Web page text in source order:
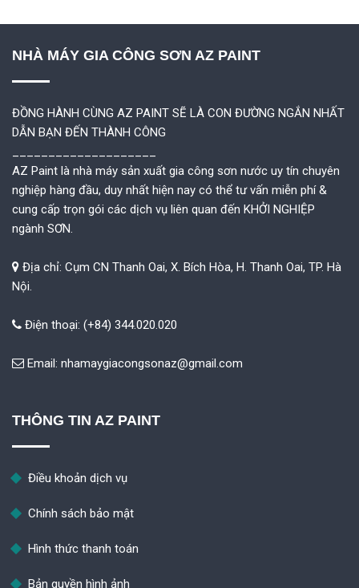
NHÀ MÁY GIA CÔNG SƠN AZ PAINT
ĐỒNG HÀNH CÙNG AZ PAINT SẼ LÀ CON ĐƯỜNG NGẮN NHẤT
DẪN BẠN ĐẾN THÀNH CÔNG
AZ Paint là nhà máy sản xuất gia công sơn nước uy tín chuyên
nghiệp hàng đầu, duy nhất hiện nay có thể tư vấn miễn phí &
cung cấp trọn gói các dịch vụ liên quan đến KHỞI NGHIỆP
ngành SƠN.
Địa chỉ: Cụm CN Thanh Oai, X. Bích Hòa, H. Thanh Oai, TP. Hà
Nội.
Điện thoại: (+84) 344.020.020
Email: nhamaygiacongsonaz@gmail.com
THÔNG TIN AZ PAINT
Điều khoản dịch vụ
Chính sách bảo mật
Hình thức thanh toán
Bản quyền hình ảnh